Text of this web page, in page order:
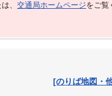
、 交通局ホームページをご覧
[のりば地図・